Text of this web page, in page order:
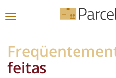
VER TODOS OS
Alternar
feitas